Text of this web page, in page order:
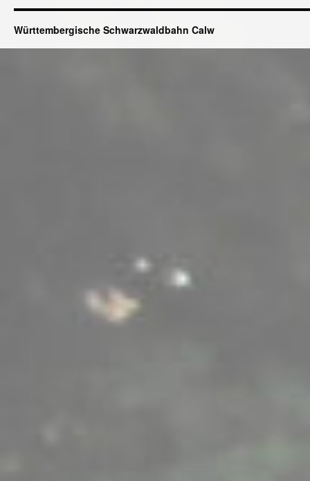
Württembergische Schwarzwaldbahn Calw